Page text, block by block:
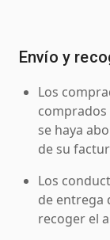
Envío y
Los
comprados
se haya
de su
Los
de entrega
recoger el